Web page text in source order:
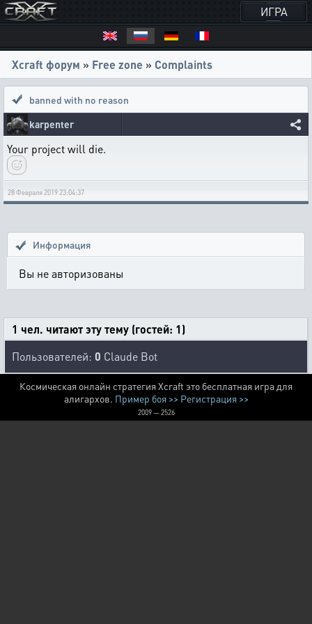
ИГРА
Xcraft форум » Free zone » Complaints
banned with no reason
karpenter
Your project will die.
28 Февраля 2019 23:04:37
Информация
Вы не авторизованы
1 чел. читают эту тему (гостей: 1)
Пользователей: 0 Claude Bot
Космическая онлайн стратегия Xcraft это бесплатная игра для
алигархов. Пример боя >> Регистрация >>
2009 — 2526